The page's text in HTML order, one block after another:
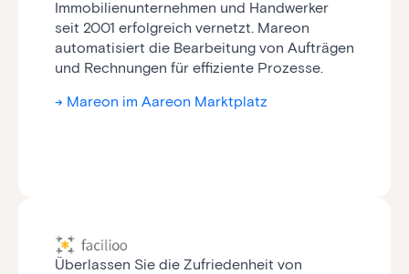
Immobilienunternehmen und Handwerker
seit 2001 erfolgreich vernetzt. Mareon
automatisiert die Bearbeitung von Aufträgen
und Rechnungen für effiziente Prozesse.
-> Mareon im Aareon Marktplatz
Überlassen Sie die Zufriedenheit von